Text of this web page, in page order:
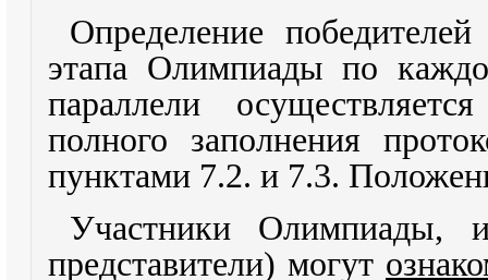
Определение
этапа Олимпиады по
параллели
полного заполнения
пунктами 7.2. и 7.3.
Участники Олимпиады,
представители) могут